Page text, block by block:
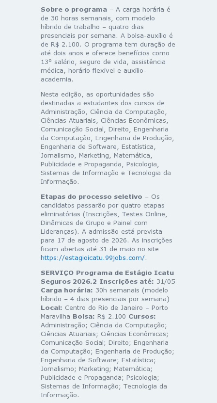
Sobre o programa – A carga horária é
de 30 horas semanais, com modelo
híbrido de trabalho – quatro dias
presenciais por semana. A bolsa-auxílio é
de R$ 2.100. O programa tem duração de
até dois anos e oferece benefícios como
13º salário, seguro de vida, assistência
médica, horário flexível e auxílio-
academia.
Nesta edição, as oportunidades são
destinadas a estudantes dos cursos de
Administração, Ciência da Computação,
Ciências Atuariais, Ciências Econômicas,
Comunicação Social, Direito, Engenharia
da Computação, Engenharia de Produção,
Engenharia de Software, Estatística,
Jornalismo, Marketing, Matemática,
Publicidade e Propaganda, Psicologia,
Sistemas de Informação e Tecnologia da
Informação.
Etapas do processo seletivo – Os
candidatos passarão por quatro etapas
eliminatórias (Inscrições, Testes Online,
Dinâmicas de Grupo e Painel com
Lideranças). A admissão está prevista
para 17 de agosto de 2026. As inscrições
ficam abertas até 31 de maio no site
https://estagioicatu.99jobs.com/.
SERVIÇO Programa de Estágio Icatu
Seguros 2026.2 Inscrições até: 31/05
Carga horária: 30h semanais (modelo
híbrido – 4 dias presenciais por semana)
Local: Centro do Rio de Janeiro – Porto
Maravilha Bolsa: R$ 2.100 Cursos:
Administração; Ciência da Computação;
Ciências Atuariais; Ciências Econômicas;
Comunicação Social; Direito; Engenharia
da Computação; Engenharia de Produção;
Engenharia de Software; Estatística;
Jornalismo; Marketing; Matemática;
Publicidade e Propaganda; Psicologia;
Sistemas de Informação; Tecnologia da
Informação.